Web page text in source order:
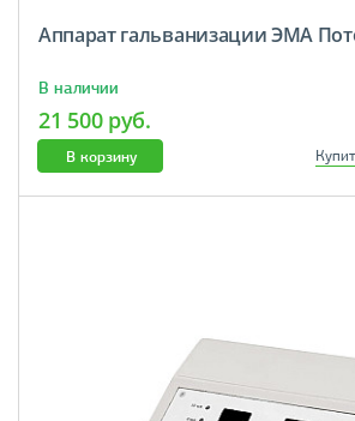
Аппарат гальванизации ЭМА
В наличии
21 500 руб.
В корзину